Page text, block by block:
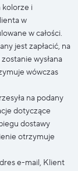
kolorze i
w
w całości.
jest zapłacić, na
wysłana
wówczas
na podany
dotyczące
dostawy
otrzymuje
e-mail, Klient